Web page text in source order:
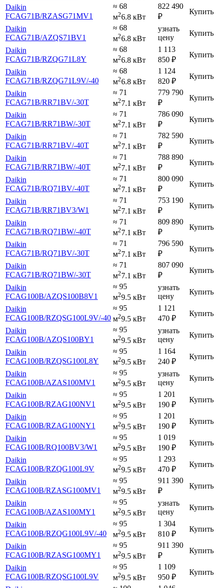
Daikin
FCAG71B/RZASG71MV1
≈ 68
м26.8 кВт
822 490
₽
Купить
Daikin
FCAG71B/AZQS71BV1
≈ 68
м26.8 кВт
узнать
цену
Купить
Daikin
FCAG71B/RZQG71L8Y
≈ 68
м26.8 кВт
1 113
850 ₽
Купить
Daikin
FCAG71B/RZQG71L9V/-40
≈ 68
м26.8 кВт
1 124
820 ₽
Купить
Daikin
FCAG71B/RR71BV/-30T
≈ 71
м27.1 кВт
779 790
₽
Купить
Daikin
FCAG71B/RR71BW/-30T
≈ 71
м27.1 кВт
786 090
₽
Купить
Daikin
FCAG71B/RR71BV/-40T
≈ 71
м27.1 кВт
782 590
₽
Купить
Daikin
FCAG71B/RR71BW/-40T
≈ 71
м27.1 кВт
788 890
₽
Купить
Daikin
FCAG71B/RQ71BV/-40T
≈ 71
м27.1 кВт
800 090
₽
Купить
Daikin
FCAG71B/RR71BV3/W1
≈ 71
м27.1 кВт
753 190
₽
Купить
Daikin
FCAG71B/RQ71BW/-40T
≈ 71
м27.1 кВт
809 890
₽
Купить
Daikin
FCAG71B/RQ71BV/-30T
≈ 71
м27.1 кВт
796 590
₽
Купить
Daikin
FCAG71B/RQ71BW/-30T
≈ 71
м27.1 кВт
807 090
₽
Купить
Daikin
FCAG100B/AZQS100B8V1
≈ 95
м29.5 кВт
узнать
цену
Купить
Daikin
FCAG100B/RZQSG100L9V/-40
≈ 95
м29.5 кВт
1 121
470 ₽
Купить
Daikin
FCAG100B/AZQS100BY1
≈ 95
м29.5 кВт
узнать
цену
Купить
Daikin
FCAG100B/RZQSG100L8Y
≈ 95
м29.5 кВт
1 164
240 ₽
Купить
Daikin
FCAG100B/AZAS100MV1
≈ 95
м29.5 кВт
узнать
цену
Купить
Daikin
FCAG100B/RZAG100NV1
≈ 95
м29.5 кВт
1 201
190 ₽
Купить
Daikin
FCAG100B/RZAG100NY1
≈ 95
м29.5 кВт
1 201
190 ₽
Купить
Daikin
FCAG100B/RQ100BV3/W1
≈ 95
м29.5 кВт
1 019
190 ₽
Купить
Daikin
FCAG100B/RZQG100L9V
≈ 95
м29.5 кВт
1 293
470 ₽
Купить
Daikin
FCAG100B/RZASG100MV1
≈ 95
м29.5 кВт
911 390
₽
Купить
Daikin
FCAG100B/AZAS100MY1
≈ 95
м29.5 кВт
узнать
цену
Купить
Daikin
FCAG100B/RZQG100L9V/-40
≈ 95
м29.5 кВт
1 304
810 ₽
Купить
Daikin
FCAG100B/RZASG100MY1
≈ 95
м29.5 кВт
911 390
₽
Купить
Daikin
FCAG100B/RZQSG100L9V
≈ 95
м29.5 кВт
1 109
950 ₽
Купить